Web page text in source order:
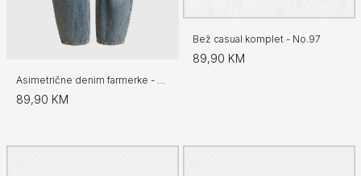
Asimetrične denim farmerke - No.97
89,90 KM
Bež casual komplet - No.97
89,90 KM